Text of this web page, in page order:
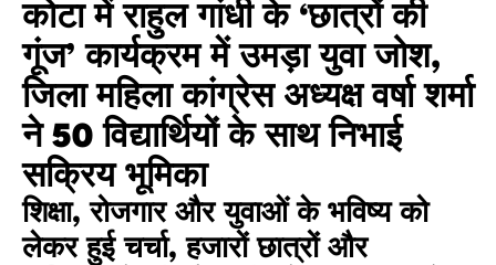
कोटा में राहुल गांधी के ‘छात्रों की
गूंज’ कार्यक्रम में उमड़ा युवा जोश,
जिला महिला कांग्रेस अध्यक्ष वर्षा शर्मा
ने 50 विद्यार्थियों के साथ निभाई
सक्रिय भूमिका
शिक्षा, रोजगार और युवाओं के भविष्य को
लेकर हुई चर्चा, हजारों छात्रों और